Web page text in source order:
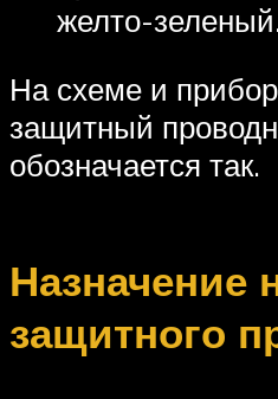
желто-
На схеме и
защитный
обозначается так.
Назначение
защитного